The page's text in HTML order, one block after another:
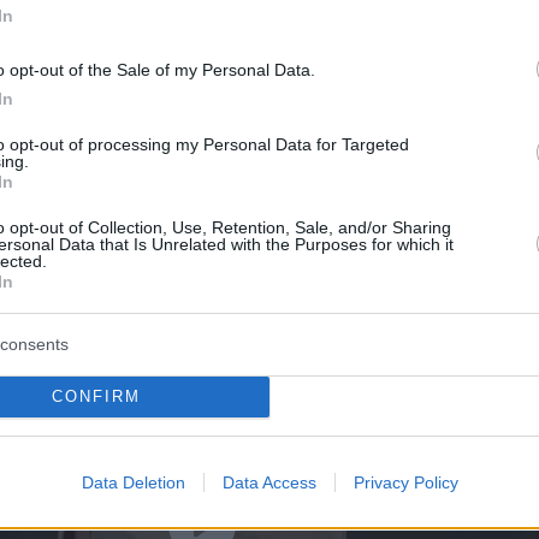
opt-out of the Sale of my Personal Data.
opt-out of processing my Personal Data for Targeted
opt-out of Collection, Use, Retention, Sale, and/or Sharing
Data that Is Unrelated with the Purposes for which it
CONFIRM
Data Deletion Data Access Privacy Policy
ευχηθούν στην πιο ξεχωριστή μέρα της ζωής
Έλενα Γαλύφα,